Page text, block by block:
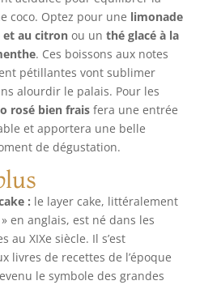
coco. Optez pour une limonade
et au citronou un thé glacé à la
. Ces boissons aux notes
pétillantes vont sublimer
alourdir le palais. Pour les
rosé bien fraisfera une entrée
et apportera une belle
de dégustation.
: le layer cake, littéralement
en anglais, est né dans les
au XIXe siècle. Il s’est
livres de recettes de l’époque
le symbole des grandes